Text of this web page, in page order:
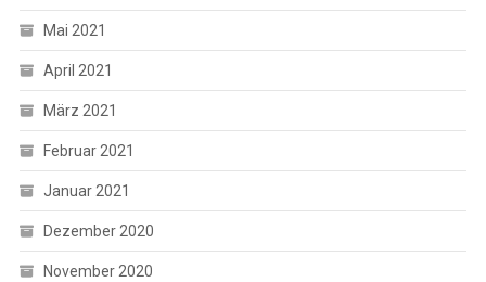
Mai 2021
April 2021
März 2021
Februar 2021
Januar 2021
Dezember 2020
November 2020